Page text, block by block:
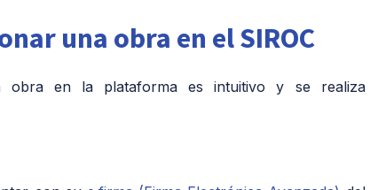
una obra en el SIROC
obra en la plataforma es intuitivo y se realiza